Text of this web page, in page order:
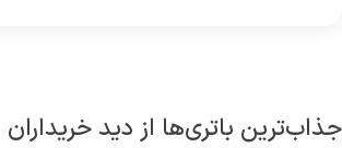
جذاب‌ترین باتری‌ها از دید خریداران